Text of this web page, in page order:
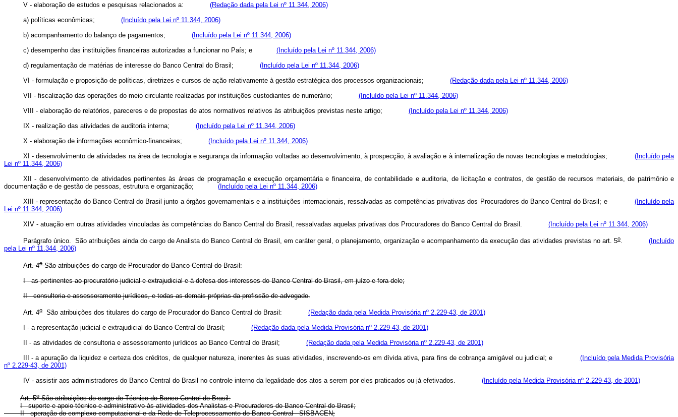
V - elaboração de estudos e pesquisas relacionados a: (Redação dada pela Lei nº 11.344, 2006)
a) políticas econômicas; (Incluído pela Lei nº 11.344, 2006)
b) acompanhamento do balanço de pagamentos; (Incluído pela Lei nº 11.344, 2006)
c) desempenho das instituições financeiras autorizadas a funcionar no País; e (Incluído pela Lei nº 11.344, 2006)
d) regulamentação de matérias de interesse do Banco Central do Brasil; (Incluído pela Lei nº 11.344, 2006)
VI - formulação e proposição de políticas, diretrizes e cursos de ação relativamente à gestão estratégica dos processos organizacionais; (Redação dada pela Lei nº 11.344, 2006)
VII - fiscalização das operações do meio circulante realizadas por instituições custodiantes de numerário; (Incluído pela Lei nº 11.344, 2006)
VIII - elaboração de relatórios, pareceres e de propostas de atos normativos relativos às atribuições previstas neste artigo; (Incluído pela Lei nº 11.344, 2006)
IX - realização das atividades de auditoria interna; (Incluído pela Lei nº 11.344, 2006)
X - elaboração de informações econômico-financeiras; (Incluído pela Lei nº 11.344, 2006)
XI - desenvolvimento de atividades na área de tecnologia e segurança da informação voltadas ao desenvolvimento, à prospecção, à avaliação e à internalização de novas tecnologias e metodologias; (Incluído pela
Lei nº 11.344, 2006)
XII - desenvolvimento de atividades pertinentes às áreas de programação e execução orçamentária e financeira, de contabilidade e auditoria, de licitação e contratos, de gestão de recursos materiais, de patrimônio e
documentação e de gestão de pessoas, estrutura e organização; (Incluído pela Lei nº 11.344, 2006)
XIII - representação do Banco Central do Brasil junto a órgãos governamentais e a instituições internacionais, ressalvadas as competências privativas dos Procuradores do Banco Central do Brasil; e (Incluído pela
Lei nº 11.344, 2006)
XIV - atuação em outras atividades vinculadas às competências do Banco Central do Brasil, ressalvadas aquelas privativas dos Procuradores do Banco Central do Brasil. (Incluído pela Lei nº 11.344, 2006)
Parágrafo único. São atribuições ainda do cargo de Analista do Banco Central do Brasil, em caráter geral, o planejamento, organização e acompanhamento da execução das atividades previstas no art. 5o. (Incluído
pela Lei nº 11.344, 2006)
Art. 4oSão atribuições do cargo de Procurador do Banco Central do Brasil:
I - as pertinentes ao procuratório judicial e extrajudicial e à defesa dos interesses do Banco Central do Brasil, em juízo e fora dele;
II - consultoria e assessoramento jurídicos, e todas as demais próprias da profissão de advogado.
Art. 4o São atribuições dos titulares do cargo de Procurador do Banco Central do Brasil:
(Redação dada pela Medida Provisória nº 2.229-43, de 2001)
I - a representação judicial e extrajudicial do Banco Central do Brasil;
(Redação dada pela Medida Provisória nº 2.229-43, de 2001)
II - as atividades de consultoria e assessoramento jurídicos ao Banco Central do Brasil;
(Redação dada pela Medida Provisória nº 2.229-43, de 2001)
III - a apuração da liquidez e certeza dos créditos, de qualquer natureza, inerentes às suas atividades, inscrevendo-os em dívida ativa, para fins de cobrança amigável ou judicial; e
(Incluído pela Medida Provisória
nº 2.229-43, de 2001)
IV - assistir aos administradores do Banco Central do Brasil no controle interno da legalidade dos atos a serem por eles praticados ou já efetivados.
(Incluído pela Medida Provisória nº 2.229-43, de 2001)
Art. 5oSão atribuições do cargo de Técnico do Banco Central do Brasil:
I - suporte e apoio técnico e administrativo às atividades dos Analistas e Procuradores do Banco Central do Brasil;
II - operação do complexo computacional e da Rede de Teleprocessamento do Banco Central - SISBACEN;